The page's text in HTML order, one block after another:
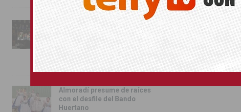
Pilar de la Horadada
conmemora con emoción el
40º aniversario de su
independencia como municipio
Almoradí presume de raíces
con el desfile del Bando
Huertano